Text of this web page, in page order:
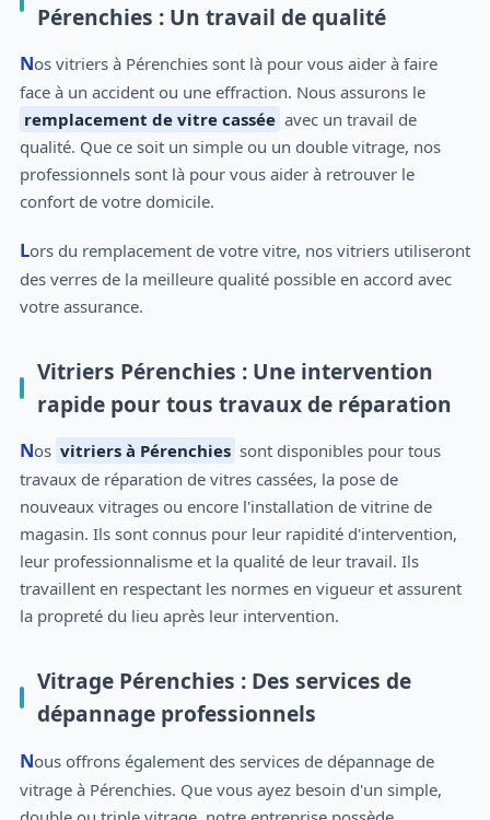
Pérenchies : Un travail de qualité
Nos vitriers à Pérenchies sont là pour vous aider à faire
face à un accident ou une effraction. Nous assurons le
remplacement de vitre cassée avec un travail de
qualité. Que ce soit un simple ou un double vitrage, nos
professionnels sont là pour vous aider à retrouver le
confort de votre domicile.
Lors du remplacement de votre vitre, nos vitriers utiliseront
des verres de la meilleure qualité possible en accord avec
votre assurance.
Vitriers Pérenchies : Une intervention
rapide pour tous travaux de réparation
Nos vitriers à Pérenchies sont disponibles pour tous
travaux de réparation de vitres cassées, la pose de
nouveaux vitrages ou encore l'installation de vitrine de
magasin. Ils sont connus pour leur rapidité d'intervention,
leur professionnalisme et la qualité de leur travail. Ils
travaillent en respectant les normes en vigueur et assurent
la propreté du lieu après leur intervention.
Vitrage Pérenchies : Des services de
dépannage professionnels
Nous offrons également des services de dépannage de
vitrage à Pérenchies. Que vous ayez besoin d'un simple,